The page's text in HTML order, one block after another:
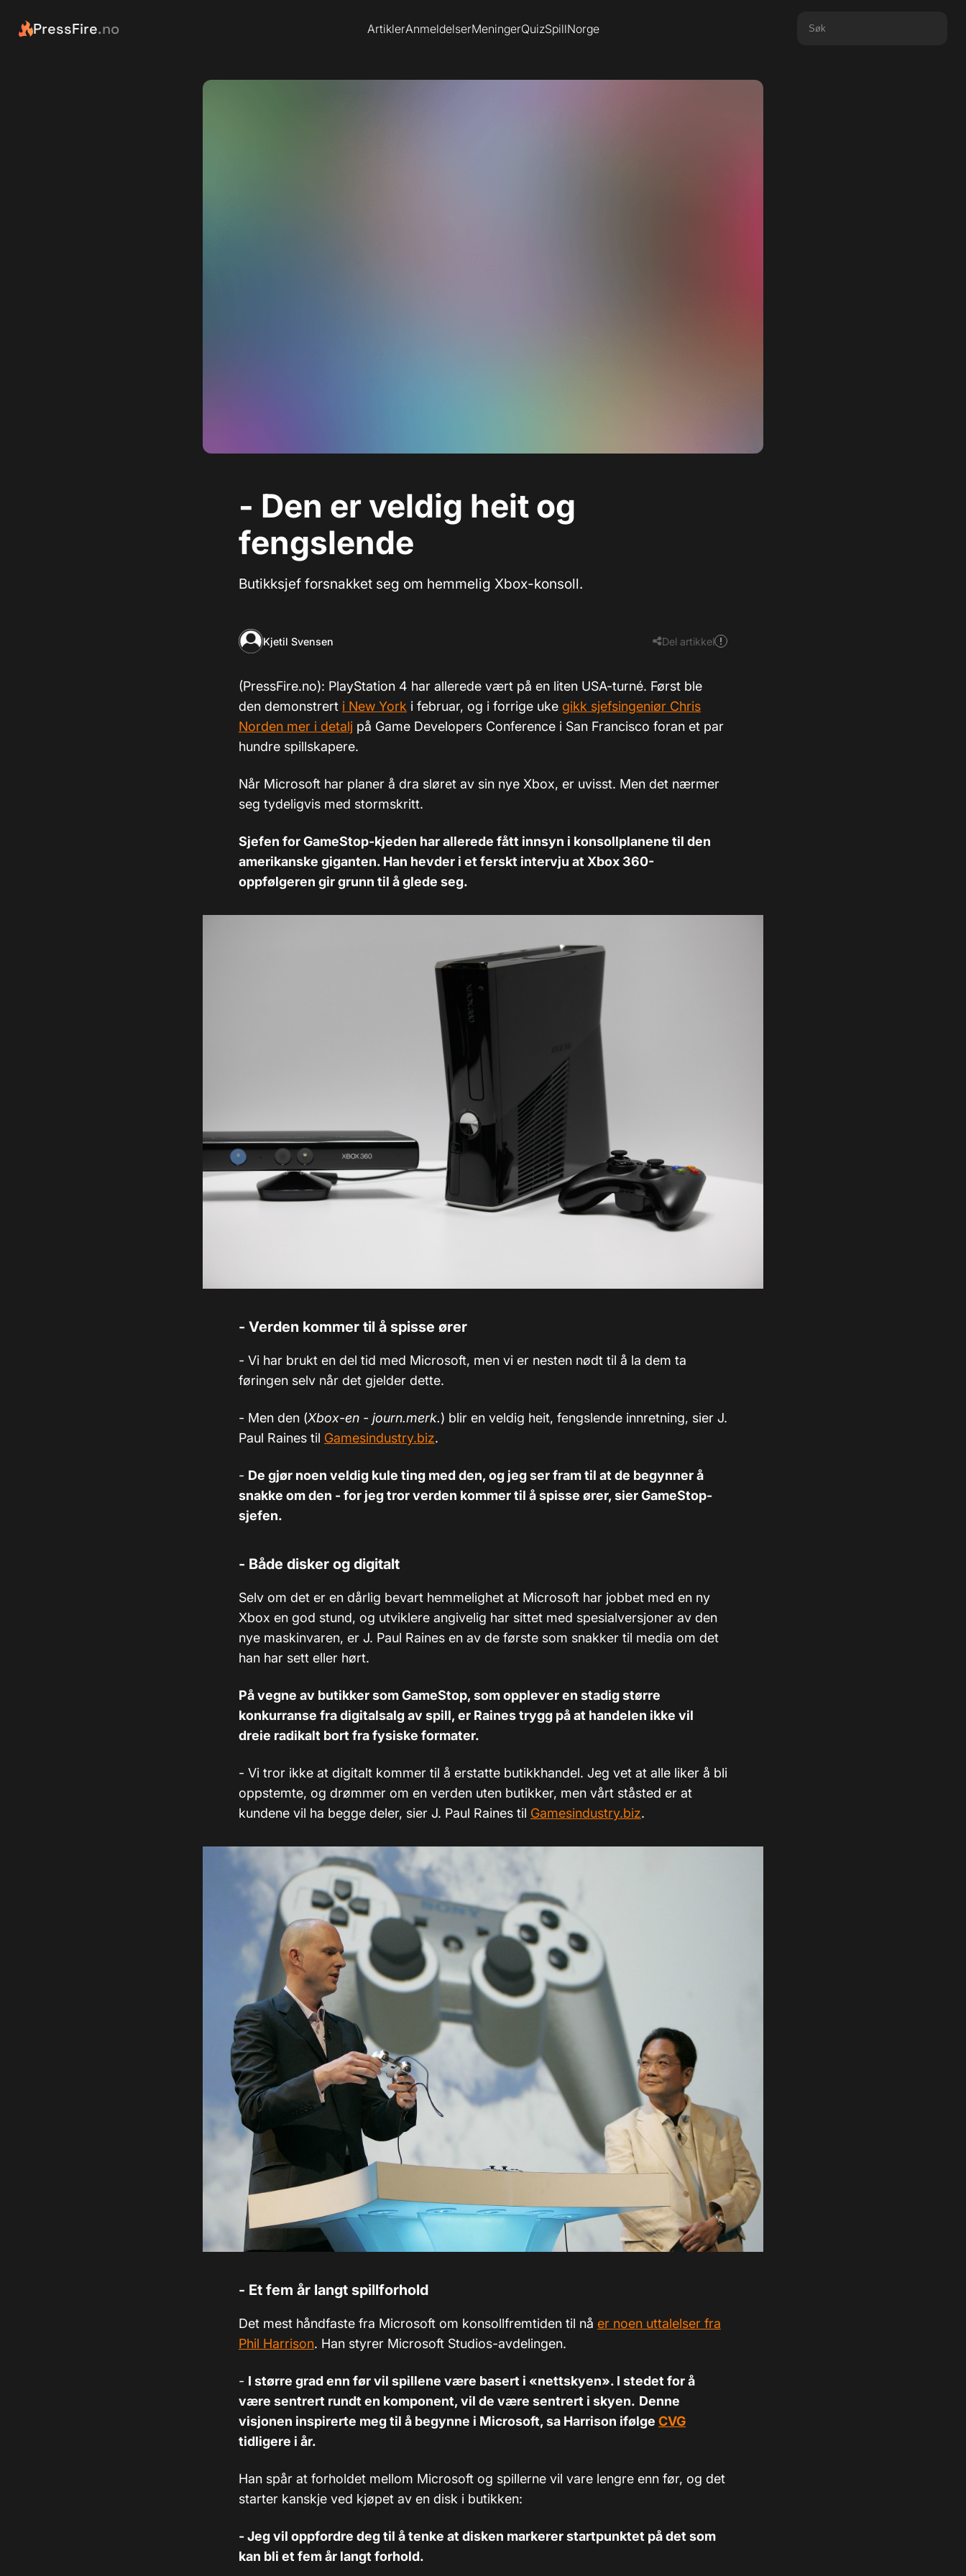
PressFire.no ArtiklerAnmeldelserMeningerQuizSpillNorge
- Den er veldig heit og
fengslende
Butikksjef forsnakket seg om hemmelig Xbox-konsoll.
Kjetil Svensen Del artikkel
(PressFire.no): PlayStation 4 har allerede vært på en liten USA-turné. Først ble
den demonstrert i New York i februar, og i forrige uke gikk sjefsingeniør Chris
Norden mer i detalj på Game Developers Conference i San Francisco foran et par
hundre spillskapere.
Når Microsoft har planer å dra sløret av sin nye Xbox, er uvisst. Men det nærmer
seg tydeligvis med stormskritt.
Sjefen for GameStop-kjeden har allerede fått innsyn i konsollplanene til den
amerikanske giganten. Han hevder i et ferskt intervju at Xbox 360-
oppfølgeren gir grunn til å glede seg.
- Verden kommer til å spisse ører
- Vi har brukt en del tid med Microsoft, men vi er nesten nødt til å la dem ta
føringen selv når det gjelder dette.
- Men den (Xbox-en - journ.merk.) blir en veldig heit, fengslende innretning, sier J.
Paul Raines til Gamesindustry.biz.
- De gjør noen veldig kule ting med den, og jeg ser fram til at de begynner å
snakke om den - for jeg tror verden kommer til å spisse ører, sier GameStop-
sjefen.
- Både disker og digitalt
Selv om det er en dårlig bevart hemmelighet at Microsoft har jobbet med en ny
Xbox en god stund, og utviklere angivelig har sittet med spesialversjoner av den
nye maskinvaren, er J. Paul Raines en av de første som snakker til media om det
han har sett eller hørt.
På vegne av butikker som GameStop, som opplever en stadig større
konkurranse fra digitalsalg av spill, er Raines trygg på at handelen ikke vil
dreie radikalt bort fra fysiske formater.
- Vi tror ikke at digitalt kommer til å erstatte butikkhandel. Jeg vet at alle liker å bli
oppstemte, og drømmer om en verden uten butikker, men vårt ståsted er at
kundene vil ha begge deler, sier J. Paul Raines til Gamesindustry.biz.
- Et fem år langt spillforhold
Det mest håndfaste fra Microsoft om konsollfremtiden til nå er noen uttalelser fra
Phil Harrison. Han styrer Microsoft Studios-avdelingen.
- I større grad enn før vil spillene være basert i «nettskyen». I stedet for å
være sentrert rundt en komponent, vil de være sentrert i skyen. Denne
visjonen inspirerte meg til å begynne i Microsoft, sa Harrison ifølge CVG
tidligere i år.
Han spår at forholdet mellom Microsoft og spillerne vil vare lengre enn før, og det
starter kanskje ved kjøpet av en disk i butikken:
- Jeg vil oppfordre deg til å tenke at disken markerer startpunktet på det som
kan bli et fem år langt forhold.